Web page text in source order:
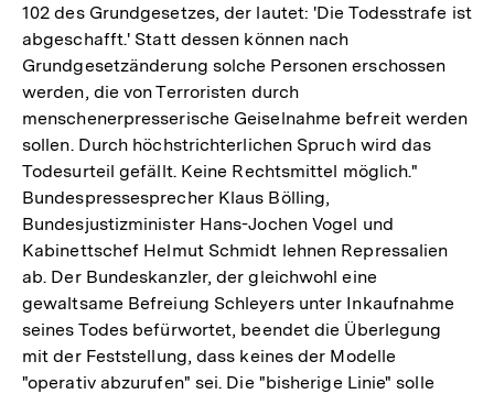
102 des Grundgesetzes, der lautet: 'Die Todesstrafe ist
abgeschafft.' Statt dessen können nach
Grundgesetzänderung solche Personen erschossen
werden, die von Terroristen durch
menschenerpresserische Geiselnahme befreit werden
sollen. Durch höchstrichterlichen Spruch wird das
Todesurteil gefällt. Keine Rechtsmittel möglich."
Bundespressesprecher Klaus Bölling,
Bundesjustizminister Hans-Jochen Vogel und
Kabinettschef Helmut Schmidt lehnen Repressalien
ab. Der Bundeskanzler, der gleichwohl eine
gewaltsame Befreiung Schleyers unter Inkaufnahme
seines Todes befürwortet, beendet die Überlegung
mit der Feststellung, dass keines der Modelle
"operativ abzurufen" sei. Die "bisherige Linie" solle